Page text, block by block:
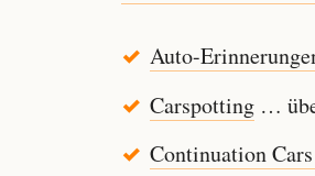
Auto-
Carspotting…
Continuation